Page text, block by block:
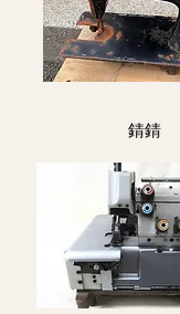
​錆錆